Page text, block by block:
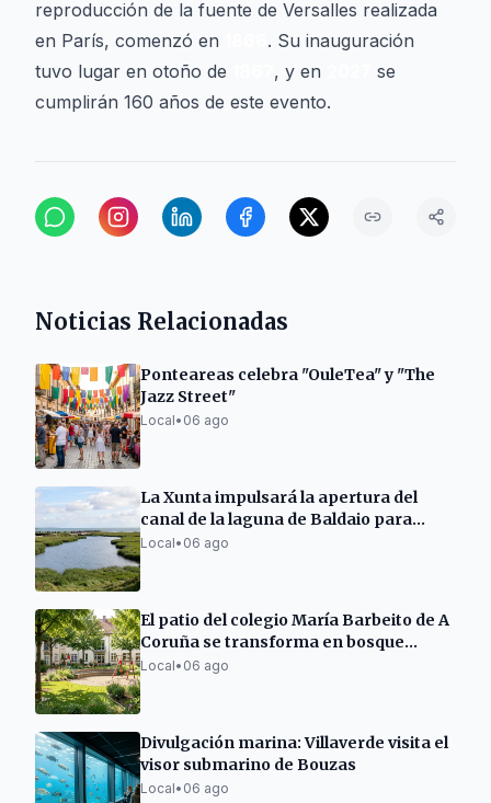
reproducción de la fuente de Versalles realizada
en París, comenzó en
. Su inauguración
tuvo lugar en otoño de
, y en
se
cumplirán 160 años de este evento.
Noticias Relacionadas
Ponteareas celebra "OuleTea" y "The
Jazz Street"
Local• 06 ago
La Xunta impulsará la apertura del
canal de la laguna de Baldaio para
mejorar su salud
Local• 06 ago
El patio del colegio María Barbeito de A
Coruña se transforma en bosque
natural
Local• 06 ago
Divulgación marina: Villaverde visita el
visor submarino de Bouzas
Local• 06 ago